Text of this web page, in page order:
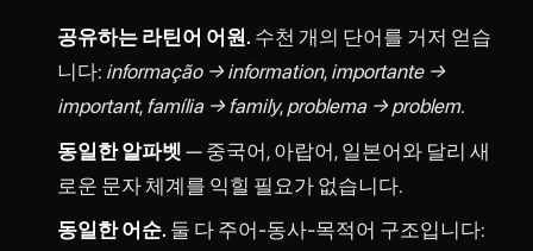
공유하는 라틴어 어원. 수천 개의 단어를 거저 얻습
니다: informação → information, importante →
important, família → family, problema → problem.
동일한 알파벳 — 중국어, 아랍어, 일본어와 달리 새
로운 문자 체계를 익힐 필요가 없습니다.
동일한 어순. 둘 다 주어-동사-목적어 구조입니다: